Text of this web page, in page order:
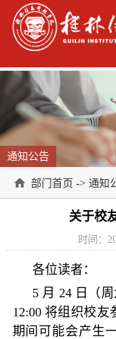
通知公告
部门首页 -> 通知
关于校
时间：
各位读者：
5 月 24 日（
12:00 将组织校友
期间可能会产生